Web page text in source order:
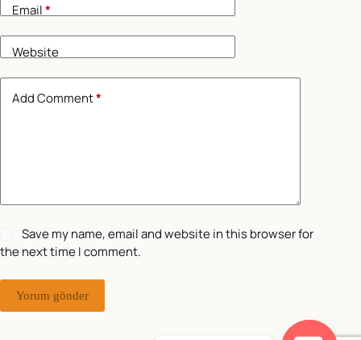
Email*
Website
Add Comment*
Save my name, email and website in this browser for
the next time I comment.
Yorum gönder